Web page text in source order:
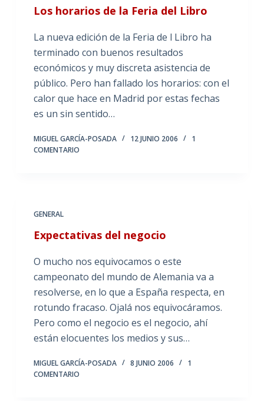
Los horarios de la Feria del Libro
La nueva edición de la Feria de l Libro ha
terminado con buenos resultados
económicos y muy discreta asistencia de
público. Pero han fallado los horarios: con el
calor que hace en Madrid por estas fechas
es un sin sentido…
MIGUEL GARCÍA-POSADA 12 JUNIO 2006
1
COMENTARIO
GENERAL
Expectativas del negocio
O mucho nos equivocamos o este
campeonato del mundo de Alemania va a
resolverse, en lo que a España respecta, en
rotundo fracaso. Ojalá nos equivocáramos.
Pero como el negocio es el negocio, ahí
están elocuentes los medios y sus…
MIGUEL GARCÍA-POSADA 8 JUNIO 2006
1
COMENTARIO